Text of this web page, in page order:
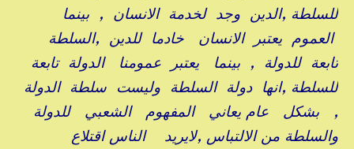
للسلطة ,الدين وجد لخدمة الانسان , بينما
العموم يعتبر الانسان خادما للدين ,السلطة
تابعة للدولة , بينما يعتبر عمومنا الدولة تابعة
للسلطة ,انها دولة السلطة وليست سلطة الدولة
, بشكل عام يعاني المفهوم الشعبي للدولة
والسلطة من الالتباس ,لايريد الناس اقتلاع